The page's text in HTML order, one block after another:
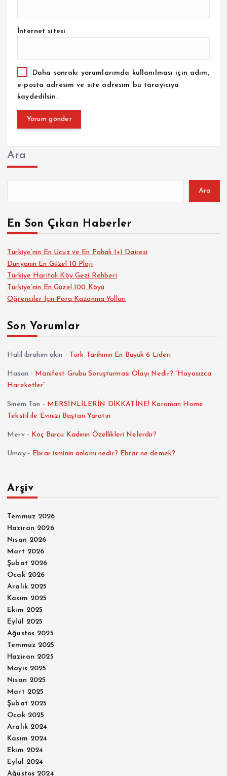
İnternet sitesi
Daha sonraki yorumlarımda kullanılması için adım,
e-posta adresim ve site adresim bu tarayıcıya
kaydedilsin.
Ara
Ara
En Son Çıkan Haberler
Türkiye’nin En Ucuz ve En Pahalı 1+1 Dairesi
Dünyanın En Güzel 10 Plajı
Türkiye Haritalı Köy Gezi Rehberi
Türkiye’nin En Güzel 100 Köyü
Öğrenciler İçin Para Kazanma Yolları
Son Yorumlar
Halil ibrahim akın - Türk Tarihinin En Büyük 6 Lideri
Hasan - Manifest Grubu Soruşturması Olayı Nedir? “Hayasızca
Hareketler”
Sinem Tan - MERSİNLİLERİN DİKKATİNE! Karaman Home
Tekstil ile Evinizi Baştan Yaratın
Merv- Koç Burcu Kadının Özellikleri Nelerdir?
Umay- Ebrar isminin anlamı nedir? Ebrar ne demek?
Arşiv
Temmuz 2026
Haziran 2026
Nisan 2026
Mart 2026
Şubat 2026
Ocak 2026
Aralık 2025
Kasım 2025
Ekim 2025
Eylül 2025
Ağustos 2025
Temmuz 2025
Haziran 2025
Mayıs 2025
Nisan 2025
Mart 2025
Şubat 2025
Ocak 2025
Aralık 2024
Kasım 2024
Ekim 2024
Eylül 2024
Ağustos 2024